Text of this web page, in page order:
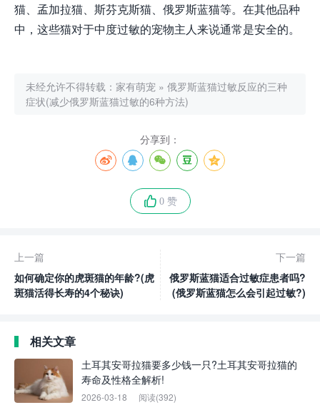
猫、孟加拉猫、斯芬克斯猫、俄罗斯蓝猫等。在其他品种
中，这些猫对于中度过敏的宠物主人来说通常是安全的。
未经允许不得转载： 家有萌宠 » 俄罗斯蓝猫过敏反应的三种
症状(减少俄罗斯蓝猫过敏的6种方法)
分享到：
0 赞
上一篇
如何确定你的虎斑猫的年龄?(虎
斑猫活得长寿的4个秘诀)
下一篇
俄罗斯蓝猫适合过敏症患者吗?
(俄罗斯蓝猫怎么会引起过敏?)
相关文章
土耳其安哥拉猫要多少钱一只?土耳其安哥拉猫的
寿命及性格全解析!
2026-03-18 阅读(392)